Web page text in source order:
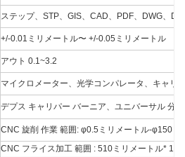
ステップ、STP、GIS、CAD、PDF、DWG、
+/-0.01ミリメートル〜 +/-0.05ミリメートル
アウト 0.1~3.2
マイクロメーター、光学コンパレータ、キャ
デプス キャリパー バーニア、ユニバーサル 分
CNC 旋削 作業 範囲: φ0.5ミリメートル-φ150ミ
CNC フライス加工 範囲 : 510ミリメートル*